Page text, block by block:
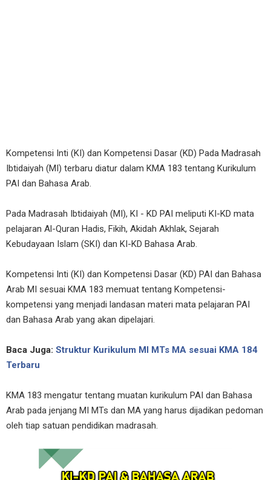
Kompetensi Inti (KI) dan Kompetensi Dasar (KD) Pada Madrasah
Ibtidaiyah (MI) terbaru diatur dalam KMA 183 tentang Kurikulum
PAI dan Bahasa Arab.
Pada Madrasah Ibtidaiyah (MI), KI - KD PAI meliputi KI-KD mata
pelajaran Al-Quran Hadis, Fikih, Akidah Akhlak, Sejarah
Kebudayaan Islam (SKI) dan KI-KD Bahasa Arab.
Kompetensi Inti (KI) dan Kompetensi Dasar (KD) PAI dan Bahasa
Arab MI sesuai KMA 183 memuat tentang Kompetensi-
kompetensi yang menjadi landasan materi mata pelajaran PAI
dan Bahasa Arab yang akan dipelajari.
Baca Juga: Struktur Kurikulum MI MTs MA sesuai KMA 184
Terbaru
KMA 183 mengatur tentang muatan kurikulum PAI dan Bahasa
Arab pada jenjang MI MTs dan MA yang harus dijadikan pedoman
oleh tiap satuan pendidikan madrasah.